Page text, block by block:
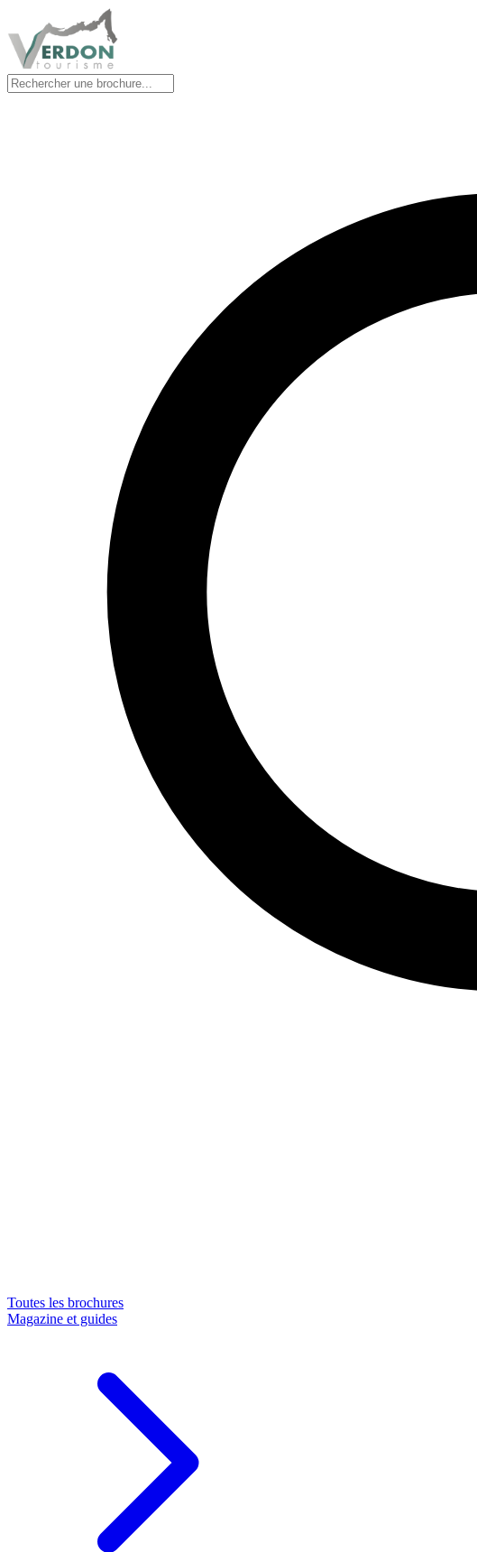
Toutes les brochures
Magazine et guides